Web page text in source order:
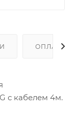
ОПЛАТА
с кабелем 4м.